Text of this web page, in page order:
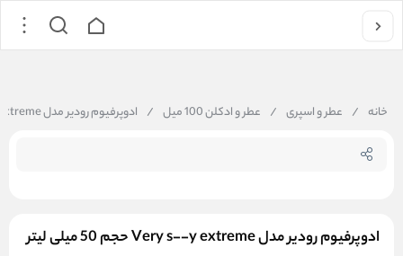
خانه / عطر و اسپری / عطر و ادکلن 100 میل / ادوپرفیوم رودیر مدل Very s--y extreme حجم 50 میلی لیتر
ادوپرفیوم رودیر مدل Very s--y extreme حجم 50 میلی لیتر